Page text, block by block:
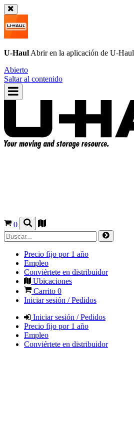
U-Haul Abrir en la aplicación de U-Haul
Abierto
Saltar al contenido
0
Precio fijo por 1 año
Empleo
Conviértete en distribuidor
Ubicaciones
Carrito 0
Iniciar sesión / Pedidos
Iniciar sesión / Pedidos
Precio fijo por 1 año
Empleo
Conviértete en distribuidor